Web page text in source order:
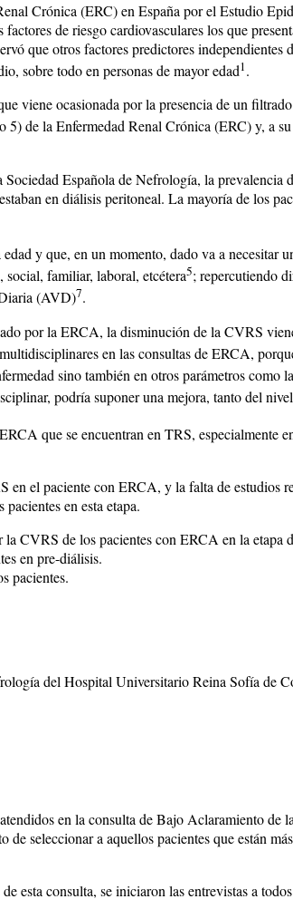
Crónica (ERC) en España por el Estudio
de riesgo cardiovasculares los que
que otros factores predictores
sobre todo en personas de mayor edad1.
viene ocasionada por la presencia de un
de la Enfermedad Renal Crónica (ERC) y, a
Española de Nefrología, la
en diálisis peritoneal. La mayoría de los
y que, en un momento, dado va a necesitar
social, familiar, laboral, etcétera5; repercutiendo
(AVD)7.
por la ERCA, la disminución de la CVRS
en las consultas de ERCA,
sino también en otros parámetros como
podría suponer una mejora, tanto del
que se encuentran en TRS, especialmente
el paciente con ERCA, y la falta de estudios
en esta etapa.
CVRS de los pacientes con ERCA en la etapa
en pre-diálisis.
pacientes.
del Hospital Universitario Reina Sofía de
en la consulta de Bajo Aclaramiento
seleccionar a aquellos pacientes que están
esta consulta, se iniciaron las entrevistas a